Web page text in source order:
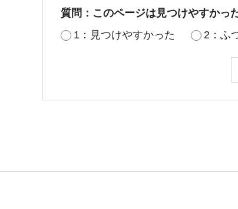
質問：このページは見つけやすかっ
1：見つけやすかった
2：ふ